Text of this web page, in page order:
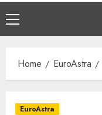
Primary
Menu
Home EuroAstra
EuroAstra